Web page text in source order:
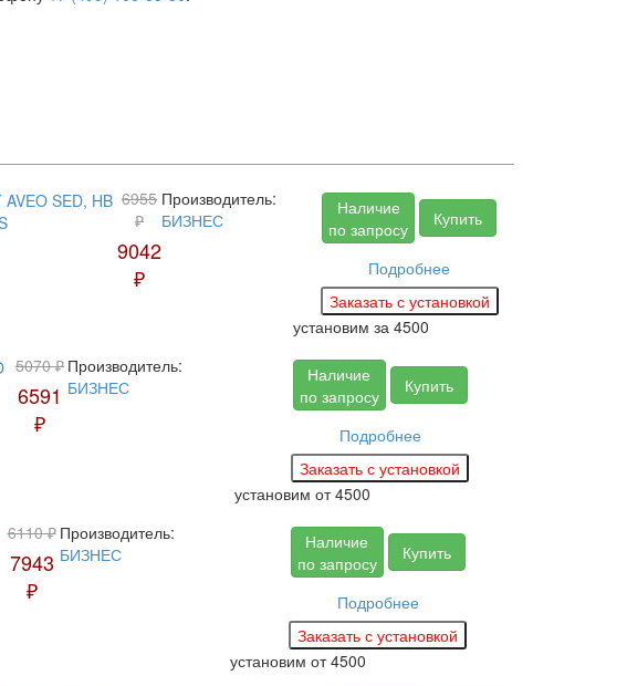
6955
₽
9042
₽
Производитель:
БИЗНЕС
Наличие
по запросу
Купить
Подробнее
установим за 4500
5070 ₽
6591
₽
Производитель:
БИЗНЕС
Наличие
по запросу
Купить
Подробнее
установим от 4500
6110 ₽
7943
₽
Производитель:
БИЗНЕС
Наличие
по запросу
Купить
Подробнее
установим от 4500